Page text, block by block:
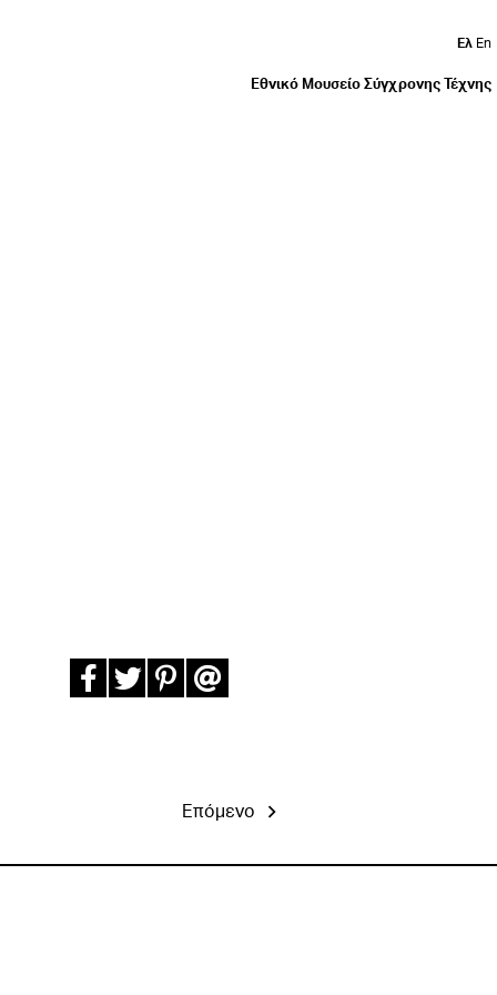
Ελ En
Εθνικό Μουσείο Σύγχρονης Τέχνης
Επόμενο